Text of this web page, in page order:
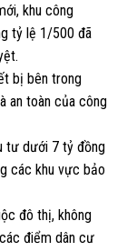
khu công
tỷ lệ 1/500 đã
bị bên trong
an toàn của công
tư dưới 7 tỷ đồng
các khu vực bảo
đô thị, không
điểm dân cư